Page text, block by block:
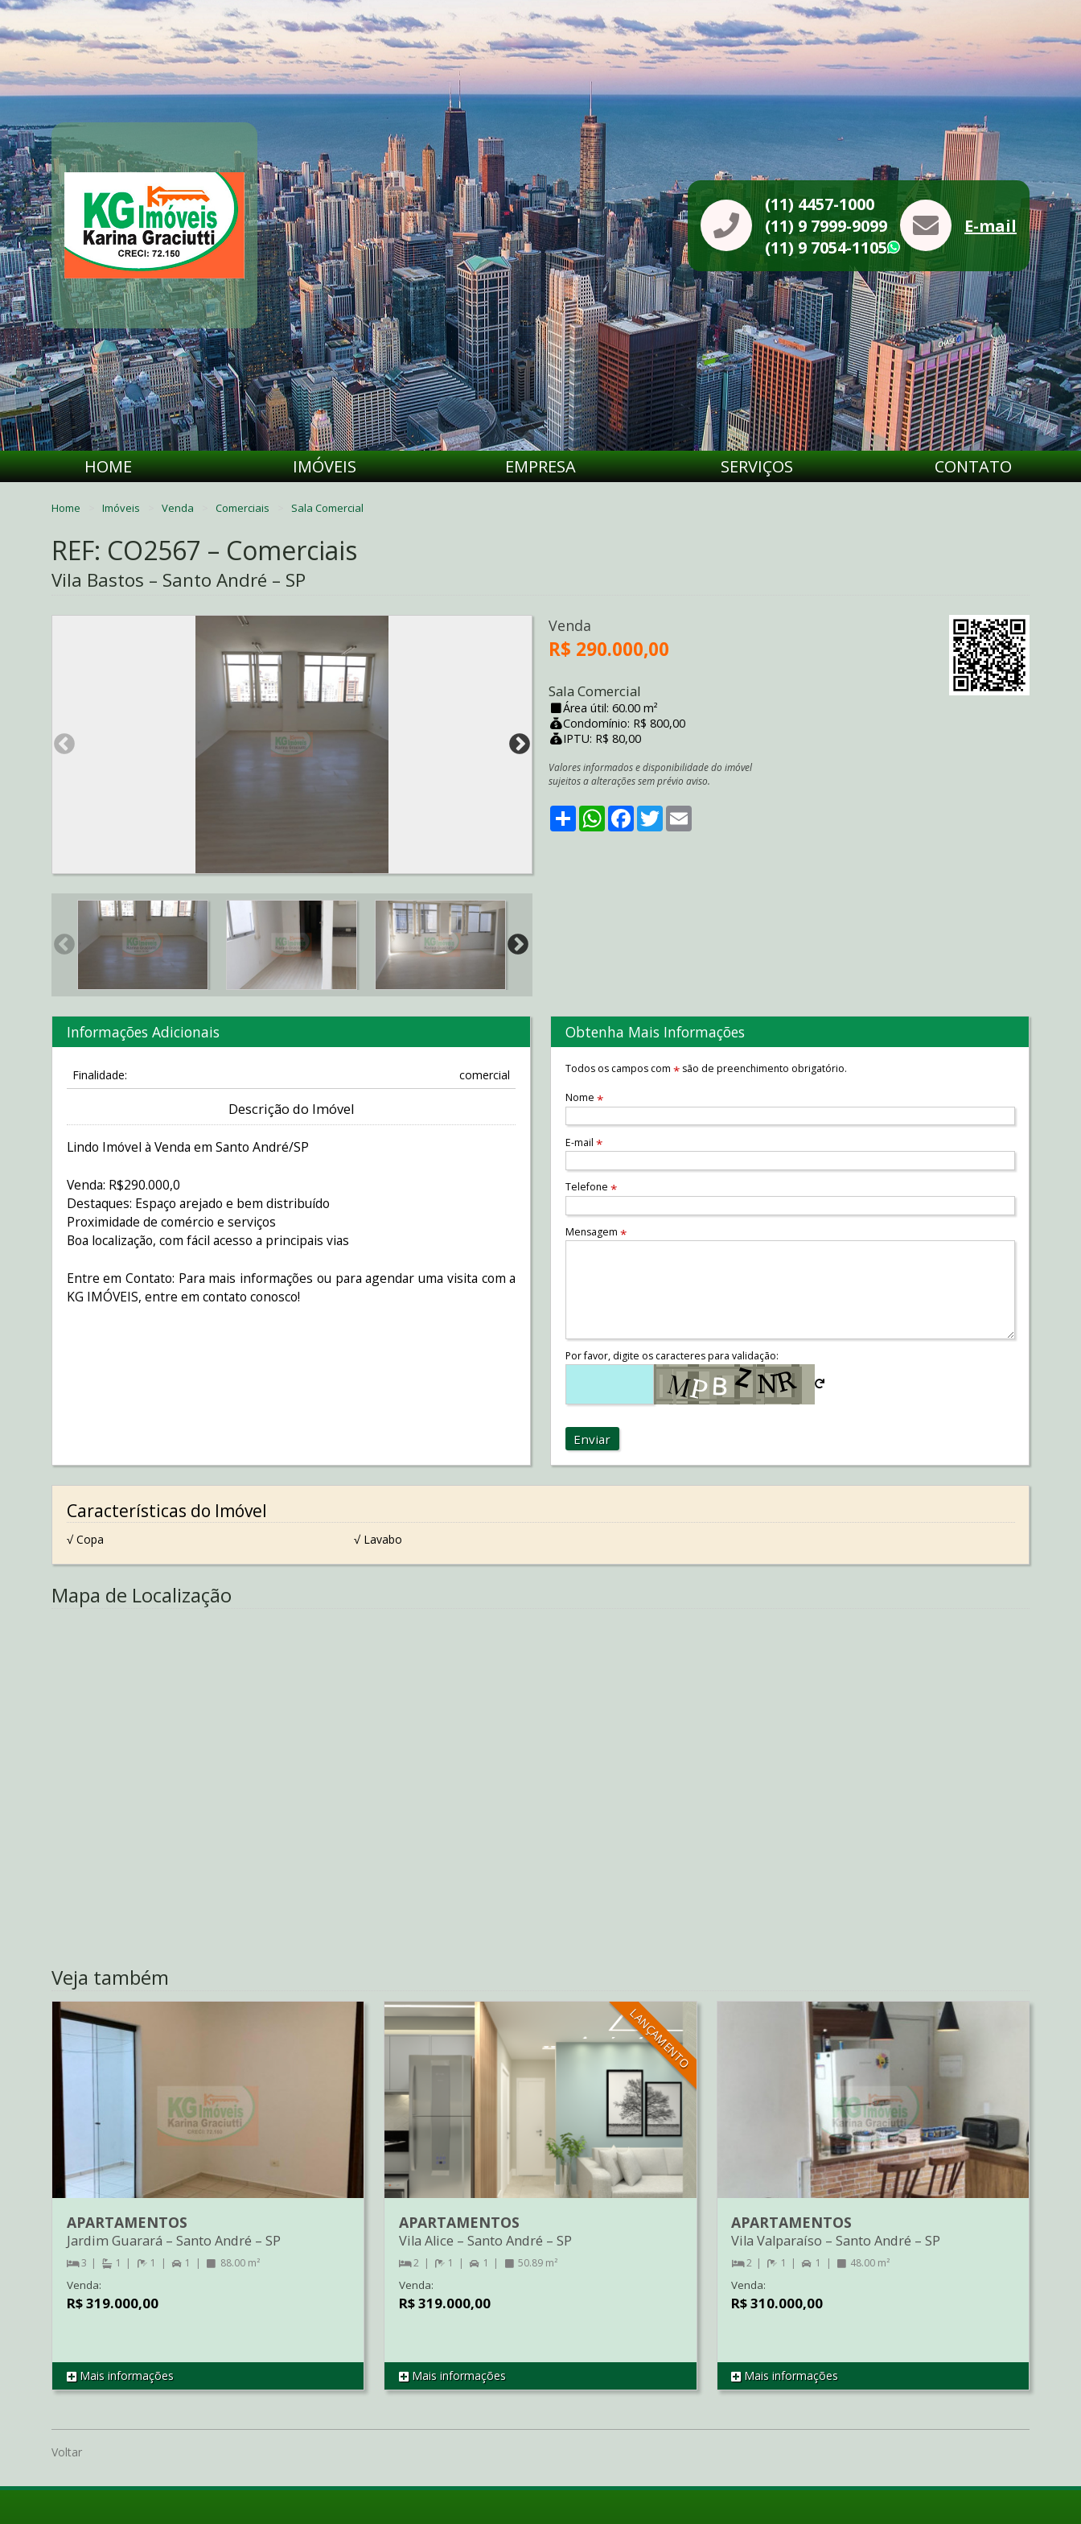
(11) 4457-1000
(11) 9 7999-9099
(11) 9 7054-1105
WhatsApp
E-mail
HOME IMÓVEIS EMPRESA SERVIÇOS CONTATO
Home Imóveis Venda Comerciais Sala Comercial
REF: CO2567 – Comerciais
Vila Bastos – Santo André – SP
Venda
R$ 290.000,00
Sala Comercial
Área útil: 60.00 m²
Condomínio: R$ 800,00
IPTU: R$ 80,00
Valores informados e disponibilidade do imóvel
sujeitos a alterações sem prévio aviso.
ShareWhatsApp
Facebook
Twitter
Informações Adicionais
Finalidade: comercial
Descrição do Imóvel
Lindo Imóvel à Venda em Santo André/SP
Venda: R$290.000,0
Destaques: Espaço arejado e bem distribuído
Proximidade de comércio e serviços
Boa localização, com fácil acesso a principais vias
Entre em Contato: Para mais informações ou para agendar uma visita com a
KG IMÓVEIS, entre em contato conosco!
Obtenha Mais Informações
Todos os campos com *são de preenchimento obrigatório.
Nome *
E-mail *
Telefone *
Mensagem *
Por favor, digite os caracteres para validação:
Enviar
Características do Imóvel
√ Copa √ Lavabo
Mapa de Localização
Veja também
REF AP3028
APARTAMENTOS
Jardim Guarará – Santo André – SP
3 1 1 1 88.00 m²
Venda:
R$ 319.000,00
Mais informações
LANÇAMENTO
REF AP1688
APARTAMENTOS
Vila Alice – Santo André – SP
2 1 1 50.89 m²
Venda:
R$ 319.000,00
Mais informações REF AP1797
APARTAMENTOS
Vila Valparaíso –Santo André –SP
2 1 1 48.00 m²
Venda:
R$ 310.000,00
Mais informações
Voltar